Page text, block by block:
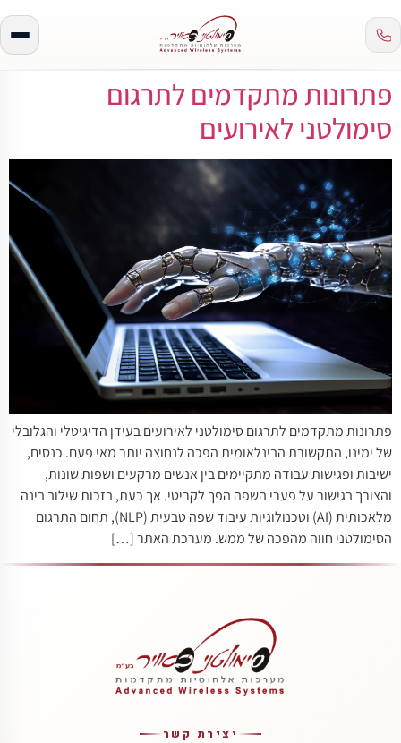
פתרונות מתקדמים לתרגום
סימולטני לאירועים
פתרונות מתקדמים לתרגום סימולטני לאירועים בעידן הדיגיטלי והגלובלי
של ימינו, התקשורת הבינלאומית הפכה לנחוצה יותר מאי פעם. כנסים,
ישיבות ופגישות עבודה מתקיימים בין אנשים מרקעים ושפות שונות,
והצורך בגישור על פערי השפה הפך לקריטי. אך כעת, בזכות שילוב בינה
מלאכותית (AI) וטכנולוגיות עיבוד שפה טבעית (NLP), תחום התרגום
הסימולטני חווה מהפכה של ממש. מערכת האתר […]
יצירת קשר